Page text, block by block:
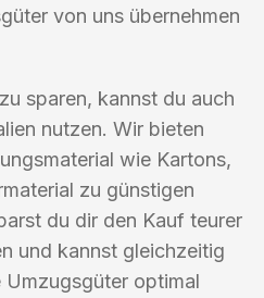
von uns übernehmen
sparen, kannst du auch
nutzen. Wir bieten
wie Kartons,
zu günstigen
du dir den Kauf teurer
und kannst gleichzeitig
Umzugsgüter optimal